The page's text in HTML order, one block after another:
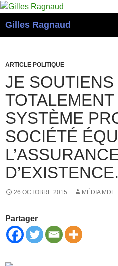
Gilles Ragnaud
ARTICLE POLITIQUE
JE SOUTIENS
TOTALEMENT
SYSTÈME
SOCIÉTÉ
D’EXISTENCE.
26 OCTOBRE 2015 MÉDIA MDE
Partager